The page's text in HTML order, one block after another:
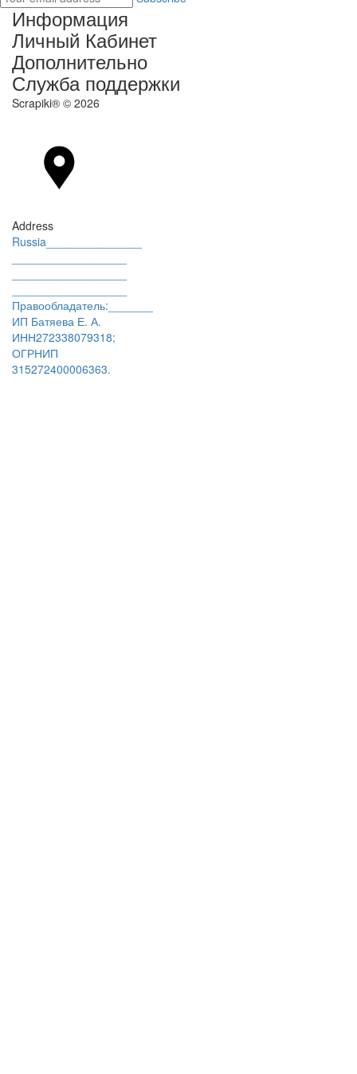
Информация
Личный Кабинет
Дополнительно
Служба поддержки
Scrapiki® © 2026
Address
Russia_______________
Правообладатель:_______
ИП Батяева Е. А.
ИНН272338079318;
ОГРНИП
315272400006363.